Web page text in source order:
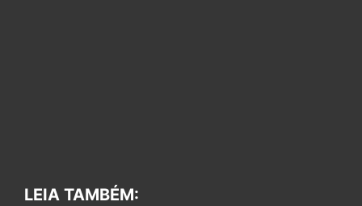
LEIA TAMBÉM: